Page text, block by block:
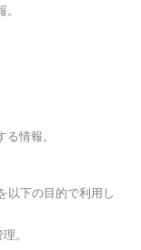
。
る情報。
以下の目的で利用し
。